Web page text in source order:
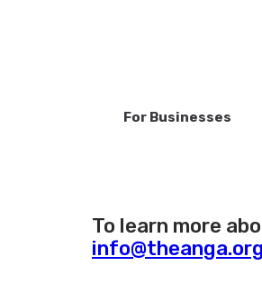
For Businesses
To learn more